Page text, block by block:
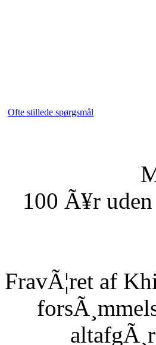
Ofte stillede spørgsmål
100 Ã¥r
FravÃ¦ret af